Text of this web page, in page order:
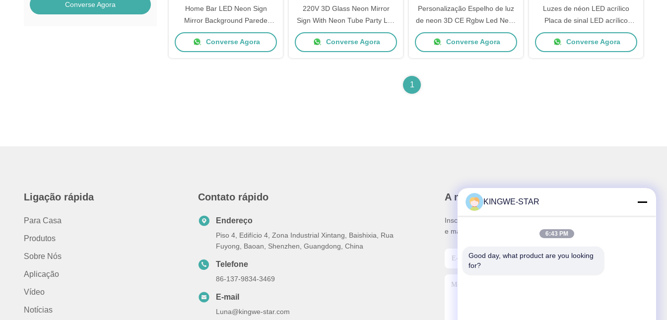
Converse Agora
Home Bar LED Neon Sign
Mirror Background Parede
Decorativa Infinity LED Luz de
Espelho
Converse Agora
220V 3D Glass Neon Mirror
Sign With Neon Tube Party Led
Neon Strip Multicolor
Converse Agora
Personalização Espelho de luz
de neon 3D CE Rgbw Led Neon
Rgb Strip 50000 horas
Converse Agora
Luzes de néon LED acrílico
Placa de sinal LED acrílico
Fábrica profissional
Personalização Luzes de néon
Converse Agora
1
Ligação rápida
Para Casa
Produtos
Sobre Nós
Aplicação
Vídeo
Notícias
Contato rápido
Endereço
Piso 4, Edifício 4, Zona Industrial Xintang, Baishixia, Rua
Fuyong, Baoan, Shenzhen, Guangdong, China
Telefone
86-137-9834-3469
E-mail
Luna@kingwe-star.com
A nossa newsletter
Inscreva-se no nosso boletim informativo para obter descontos
e mais.
KINGWE-STAR
6:43 PM
Good day, what product are you looking
for?